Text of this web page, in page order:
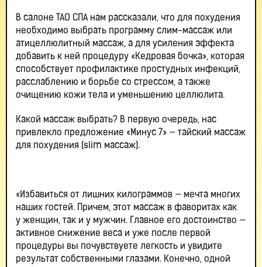
В салоне ТАО СПА нам рассказали, что для похудения
необходимо выбрать программу слим-массаж или
атицеллюлитный массаж, а для усиления эффекта
добавить к ней процедуру «Кедровая бочка», которая
способствует профилактике простудных инфекций,
расслаблению и борьбе со стрессом, а также
очищению кожи тела и уменьшению целлюлита.
Какой массаж выбрать? В первую очередь, нас
привлекло предложение «Минус 7» — тайский массаж
для похудения (slim массаж).
«Избавиться от лишних килограммов — мечта многих
наших гостей. Причем, этот массаж в фаворитах как
у женщин, так и у мужчин. Главное его достоинство —
активное снижение веса и уже после первой
процедуры вы почувствуете легкость и увидите
результат собственными глазами. Конечно, одной